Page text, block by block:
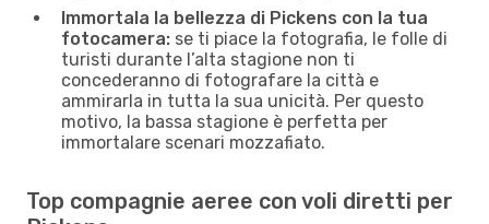
Immortala la bellezza di Pickens con la tua
fotocamera: se ti piace la fotografia, le folle di
turisti durante l’alta stagione non ti
concederanno di fotografare la città e
ammirarla in tutta la sua unicità. Per questo
motivo, la bassa stagione è perfetta per
immortalare scenari mozzafiato.
Top compagnie aeree con voli diretti per